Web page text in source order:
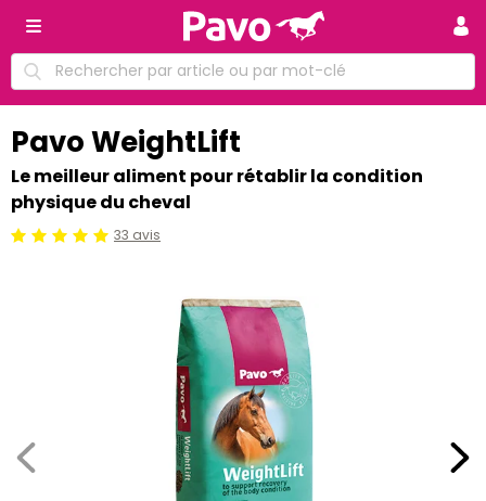
Pavo WeightLift
Le meilleur aliment pour rétablir la condition
physique du cheval
Jugement:5 /5 33 avis